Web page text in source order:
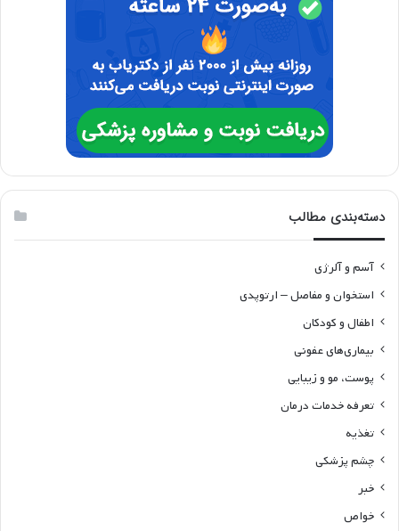
دسته‌بندی مطالب
آسم و آلرژی
استخوان و مفاصل – ارتوپدی
اطفال و کودکان
بیماری‌های عفونی
پوست، مو و زیبایی
تعرفه خدمات درمان
تغذیه
چشم پزشکی
خبر
خواص